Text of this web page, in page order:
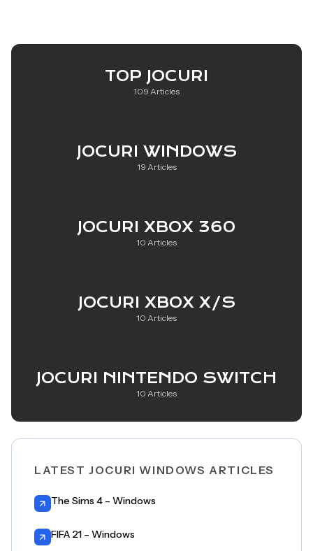
TOP JOCURI
109 Articles
JOCURI WINDOWS
19 Articles
JOCURI XBOX 360
10 Articles
JOCURI XBOX X/S
10 Articles
JOCURI NINTENDO SWITCH
10 Articles
LATEST JOCURI WINDOWS ARTICLES
The Sims 4 – Windows
FIFA 21 – Windows